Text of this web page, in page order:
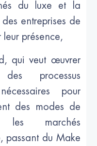
du luxe et la
entreprises de
présence,
qui veut œuvrer
processus
pour
des modes de
les marchés
passant du Make